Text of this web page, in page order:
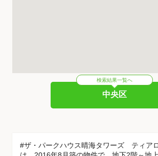
検索結果一覧へ
中央区
#ザ・パークハウス晴海タワーズ ティア